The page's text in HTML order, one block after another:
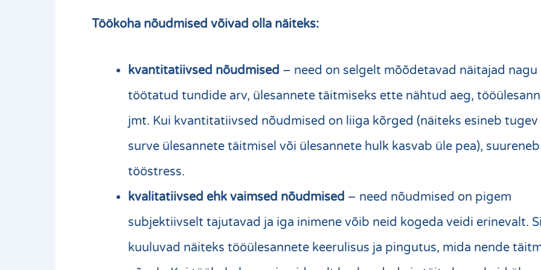
Töökoha nõudmised võivad olla näiteks:
kvantitatiivsed nõudmised – need on selgelt mõõdetavad näitajad nagu
töötatud tundide arv, ülesannete täitmiseks ette nähtud aeg,
jmt. Kui kvantitatiivsed nõudmised on liiga kõrged (näiteks esineb tugev
surve ülesannete täitmisel või ülesannete hulk kasvab üle pea),
tööstress.
kvalitatiivsed ehk vaimsed nõudmised – need nõudmised on pigem
subjektiivselt tajutavad ja iga inimene võib neid kogeda veidi erinevalt.
kuuluvad näiteks tööülesannete keerulisus ja pingutus, mida nende